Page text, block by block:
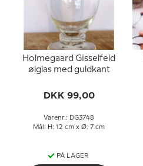
Holmegaard Gisselfeld
ølglas med guldkant
DKK 99,00
Varenr.: DG3748
Mål: H: 12 cm x Ø: 7 cm
PÅ LAGER